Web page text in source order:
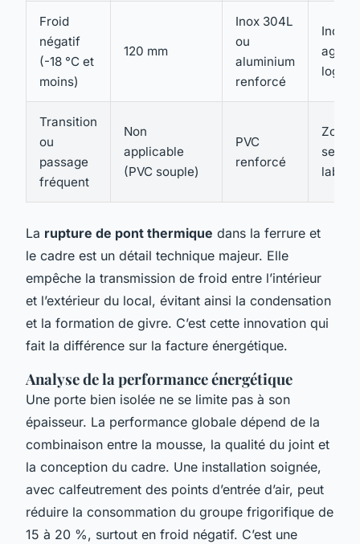
Froid
négatif
(-18 °C et
moins)
120 mm
Inox 304L
ou
aluminium
renforcé
Transition
ou
passage
fréquent
Non
applicable
(PVC souple)
PVC
renforcé
La rupture de pont thermique dans la ferrure et
le cadre est un détail technique majeur. Elle
empêche la transmission de froid entre l’intérieur
et l’extérieur du local, évitant ainsi la condensation
et la formation de givre. C’est cette innovation qui
fait la différence sur la facture énergétique.
Analyse de la performance énergétique
Une porte bien isolée ne se limite pas à son
épaisseur. La performance globale dépend de la
combinaison entre la mousse, la qualité du joint et
la conception du cadre. Une installation soignée,
avec calfeutrement des points d’entrée d’air, peut
réduire la consommation du groupe frigorifique de
15 à 20 %, surtout en froid négatif. C’est une